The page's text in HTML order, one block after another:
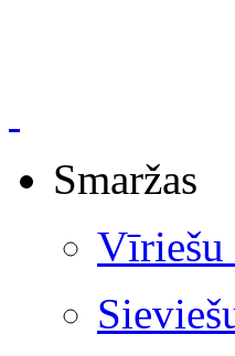
Smaržas
Vīriešu